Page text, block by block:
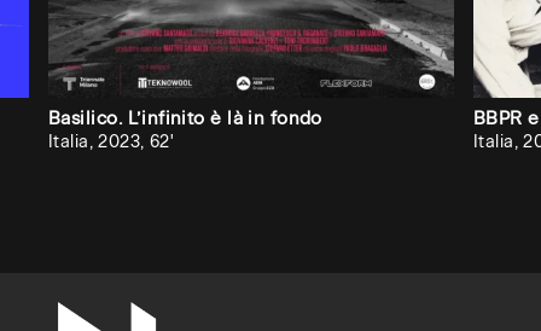
Basilico. L’infinito è là in fondo
Italia, 2023, 62'
BBPR
Italia,
tua
università,
accademia
o
attivare